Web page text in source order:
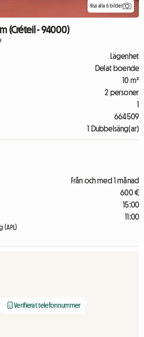
Visa alla 6 bilder
(Créteil - 94000)
Lägenhet
Delat boende
10 m²
2 personer
1
664509
1 Dubbelsäng(ar)
Från och med 1 månad
600 €
15:00
11:00
(APL)
Verifierat telefonnummer